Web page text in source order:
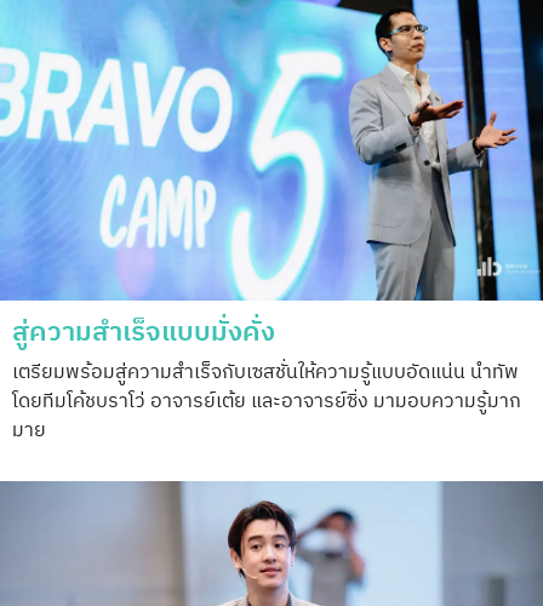
สู่ความสำเร็จแบบมั่งคั่ง
เตรียมพร้อมสู่ความสำเร็จกับเซสชั่นให้ความรู้แบบอัดแน่น นำทัพ
โดยทีมโค้ชบราโว่ อาจารย์เต้ย และอาจารย์ซิ่ง มามอบความรู้มาก
มาย